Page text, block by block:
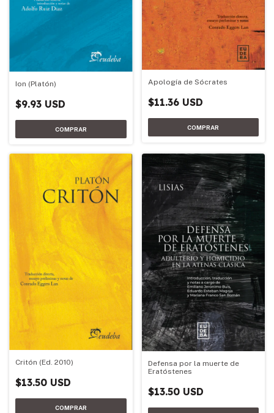
Ion (Platón)
$9.93 USD
Apología de Sócrates
$11.36 USD
Critón (Ed. 2010)
$13.50 USD
Defensa por la muerte de
Eratóstenes
$13.50 USD